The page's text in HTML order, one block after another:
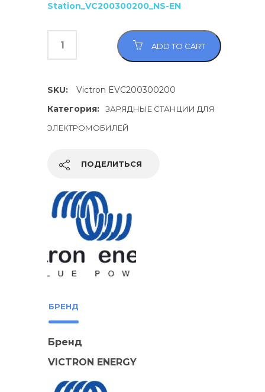
Station_VC200300200_NS-EN
ADD TO CART
SKU:
Victron EVC200300200
Категория:
ЗАРЯДНЫЕ СТАНЦИИ ДЛЯ
ЭЛЕКТРОМОБИЛЕЙ
ПОДЕЛИТЬСЯ
БРЕНД
Бренд
VICTRON ENERGY